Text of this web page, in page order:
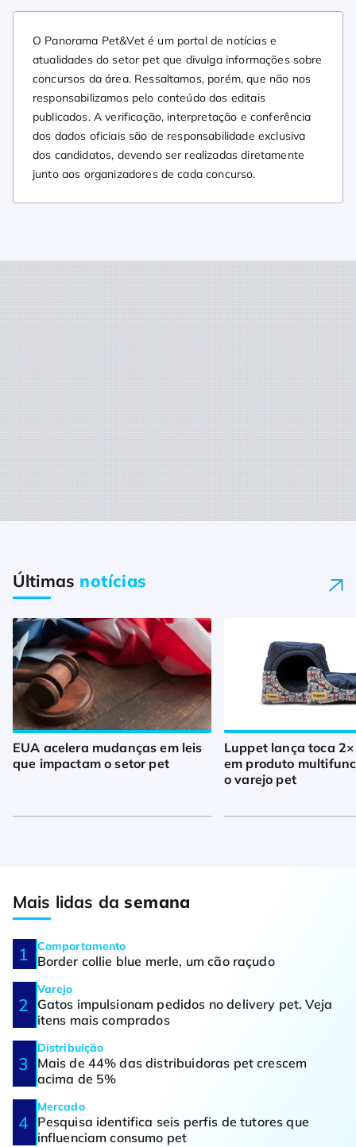
O Panorama Pet&Vet é um portal de notícias e
atualidades do setor pet que divulga informações sobre
concursos da área. Ressaltamos, porém, que não nos
responsabilizamos pelo conteúdo dos editais
publicados. A verificação, interpretação e conferência
dos dados oficiais são de responsabilidade exclusiva
dos candidatos, devendo ser realizadas diretamente
junto aos organizadores de cada concurso.
Últimas notícias
EUA acelera mudanças em leis
que impactam o setor pet
Luppet lança toca
em produto
o varejo pet
Mais lidas dasemana
Comportamento
Border collie blue merle, um cão raçudo
Varejo
Gatos impulsionam pedidos no delivery pet. Veja
itens mais comprados
Distribuição
Mais de 44% das distribuidoras pet crescem
acima de 5%
Mercado
Pesquisa identifica seis perfis de tutores que
influenciam consumo pet